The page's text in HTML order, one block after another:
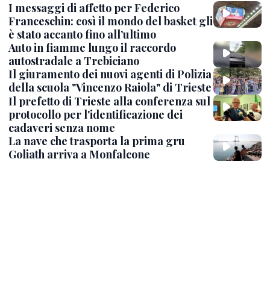
I messaggi di affetto per Federico
Franceschin: così il mondo del basket gli
è stato accanto fino all’ultimo
Auto in fiamme lungo il raccordo
autostradale a Trebiciano
Il giuramento dei nuovi agenti di Polizia
della scuola "Vincenzo Raiola" di Trieste
Il prefetto di Trieste alla conferenza sul
protocollo per l'identificazione dei
cadaveri senza nome
La nave che trasporta la prima gru
Goliath arriva a Monfalcone